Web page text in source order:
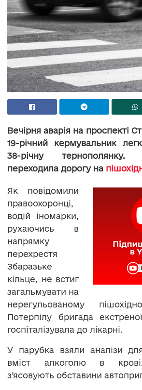
Вечірня аварія на проспекті
19-річний кермувальник
38-річну
переходила дорогу на
Як повідомили
правоохоронці,
водій іномарки,
рухаючись в
напрямку
перехрестя
Збаразьке
кільце, не встиг
загальмувати на
нерегульованому
Потерпілу бригада
госпіталізувала до лікарні.
У парубка взяли аналізи
вміст алкоголю в крові.
з’ясовують обставини